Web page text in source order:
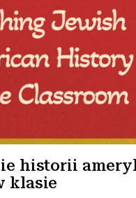
historii
klasie